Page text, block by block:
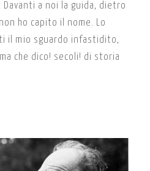
a noi la guida, dietro
ho capito il nome. Lo
il mio sguardo infastidito,
che dico! secoli! di storia